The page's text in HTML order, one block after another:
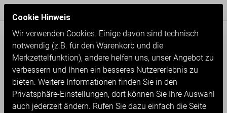
Cookie Hinweis
Wir verwenden Cookies. Einige davon sind technisch
notwendig (z.B. für den Warenkorb und die
Merkzettelfunktion), andere helfen uns, unser Angebot zu
verbessern und Ihnen ein besseres Nutzererlebnis zu
bieten. Weitere Informationen finden Sie in den
Privatsphäre-Einstellungen, dort können Sie Ihre Auswahl
auch jederzeit ändern. Rufen Sie dazu einfach die Seite